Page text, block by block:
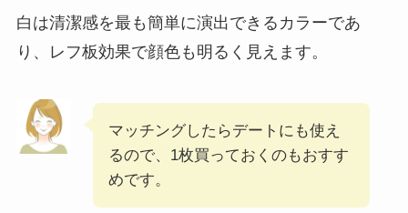
白は清潔感を最も簡単に演出できるカラーであ
り、レフ板効果で顔色も明るく見えます。
マッチングしたらデートにも使え
るので、1枚買っておくのもおすす
めです。